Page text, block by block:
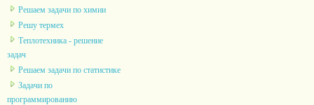
Решаем задачи по химии
Решу термех
Теплотехника - решение
задач
Решаем задачи по статистике
Задачи по
программированию